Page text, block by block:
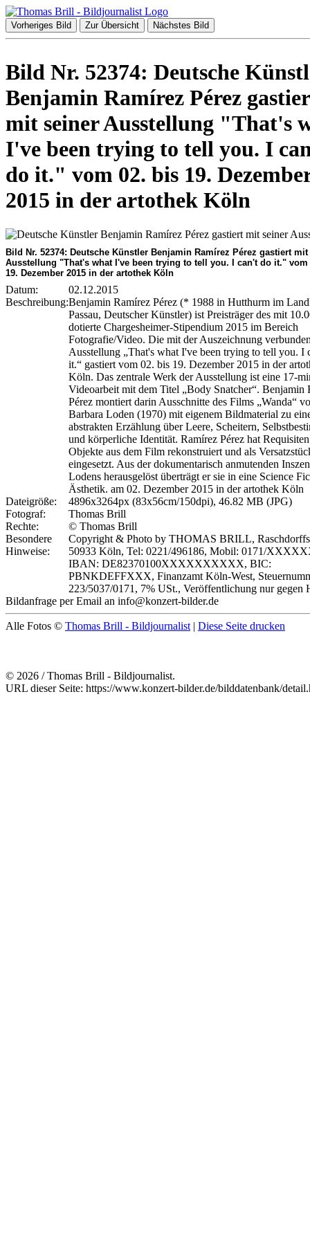
Vorheriges Bild Zur Übersicht Nächstes Bild
Bild Nr. 52374: Deutsche
Benjamin Ramírez Pérez
mit seiner Ausstellung "That's
I've been trying to tell you. I
do it." vom 02. bis 19.
2015 in der artothek Köln
Bild Nr. 52374: Deutsche Künstler Benjamin Ramírez Pérez gastiert
Ausstellung "That's what I've been trying to tell you. I can't do it." vom
19. Dezember 2015 in der artothek Köln
Datum:
02.12.2015
Beschreibung:Benjamin Ramírez Pérez (* 1988 in Hutthurm im
Passau, Deutscher Künstler) ist Preisträger des mit
dotierte Chargesheimer-Stipendium 2015 im Bereich
Fotografie/Video. Die mit der Auszeichnung
Ausstellung „That's what I've been trying to tell you. I
it.“ gastiert vom 02. bis 19. Dezember 2015 in der
Köln. Das zentrale Werk der Ausstellung ist eine 17-
Videoarbeit mit dem Titel „Body Snatcher“. Benjamin
Pérez montiert darin Ausschnitte des Films „Wanda“
Barbara Loden (1970) mit eigenem Bildmaterial zu
abstrakten Erzählung über Leere, Scheitern,
und körperliche Identität. Ramírez Pérez hat
Objekte aus dem Film rekonstruiert und als
eingesetzt. Aus der dokumentarisch anmutenden
Lodens herausgelöst überträgt er sie in eine Science
Ästhetik. am 02. Dezember 2015 in der artothek Köln
Dateigröße:
4896x3264px (83x56cm/150dpi), 46.82 MB (JPG)
Fotograf:
Thomas Brill
Rechte:
© Thomas Brill
Besondere
Hinweise:
Copyright & Photo by THOMAS BRILL,
50933 Köln, Tel: 0221/496186, Mobil: 0171/
IBAN: DE82370100XXXXXXXXXX, BIC:
PBNKDEFFXXX, Finanzamt Köln-West,
223/5037/0171, 7% USt., Veröffentlichung nur gegen
Bildanfrage per Email an info@konzert-bilder.de
Alle Fotos © Thomas Brill - Bildjournalist | Diese Seite drucken
© 2026 / Thomas Brill - Bildjournalist.
URL dieser Seite: https://www.konzert-bilder.de/bilddatenbank/